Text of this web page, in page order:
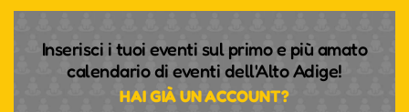
Inserisci i tuoi eventi sul primo e più amato
calendario di eventi dell'Alto Adige!
HAI GIÀ UN ACCOUNT?